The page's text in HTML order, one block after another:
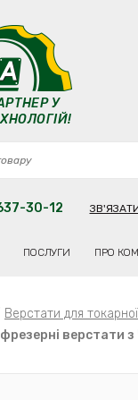
У
30-12
ПОСЛУГИ ПРО
Верстати для
верстати